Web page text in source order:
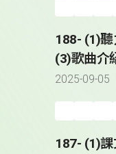
188- (1)
(3)歌曲介
2025-09-05
187- (1)